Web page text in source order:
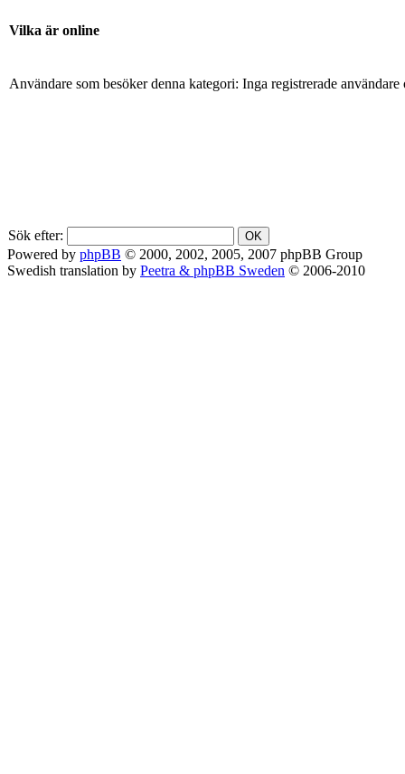
Vilka är online
Användare som besöker denna kategori: Inga registrerade användare
Sök efter:
Powered by phpBB © 2000, 2002, 2005, 2007 phpBB Group
Swedish translation by Peetra & phpBB Sweden © 2006-2010